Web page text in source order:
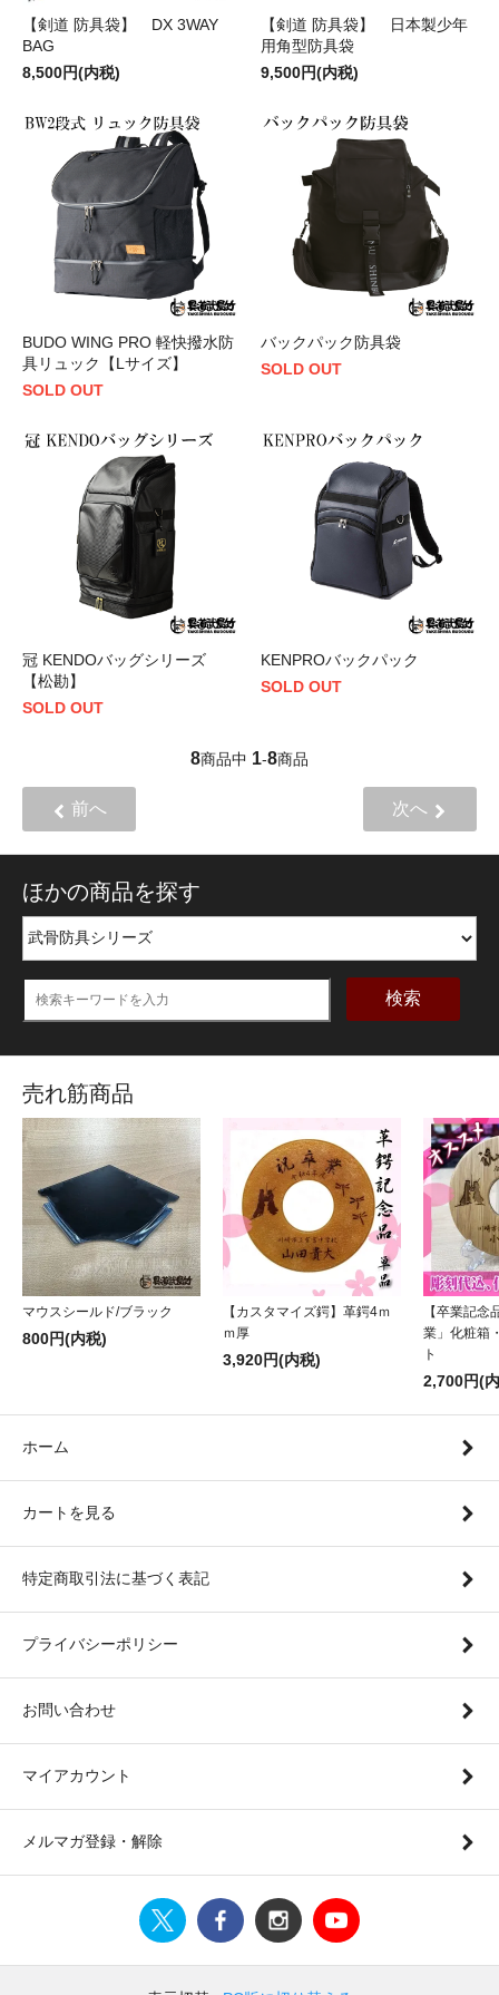
【剣道 防具袋】 DX 3WAY
BAG
8,500円(内税)
【剣道 防具袋】 日本製少年
用角型防具袋
9,500円(内税)
BUDO WING PRO 軽快撥水防
具リュック【Lサイズ】
SOLD OUT
バックパック防具袋
SOLD OUT
冠 KENDOバッグシリーズ
【松勘】
SOLD OUT
KENPROバックパック
SOLD OUT
8商品中 1-8商品
前へ 次へ
ほかの商品を探す
検索
売れ筋商品
マウスシールド/ブラック
800円(内税)
【カスタマイズ鍔】革鍔4ｍ
ｍ厚
3,920円(内税)
【卒業記念
業」化粧箱
ト
2,700円(
ホーム
カートを見る
特定商取引法に基づく表記
プライバシーポリシー
お問い合わせ
マイアカウント
メルマガ登録・解除